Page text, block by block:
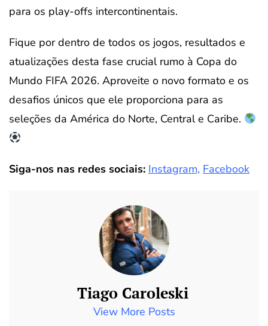
para os play-offs intercontinentais.
Fique por dentro de todos os jogos, resultados e
atualizações desta fase crucial rumo à Copa do
Mundo FIFA 2026. Aproveite o novo formato e os
desafios únicos que ele proporciona para as
seleções da América do Norte, Central e Caribe.
Siga-nos nas redes sociais: Instagram, Facebook
Tiago Caroleski
View More Posts